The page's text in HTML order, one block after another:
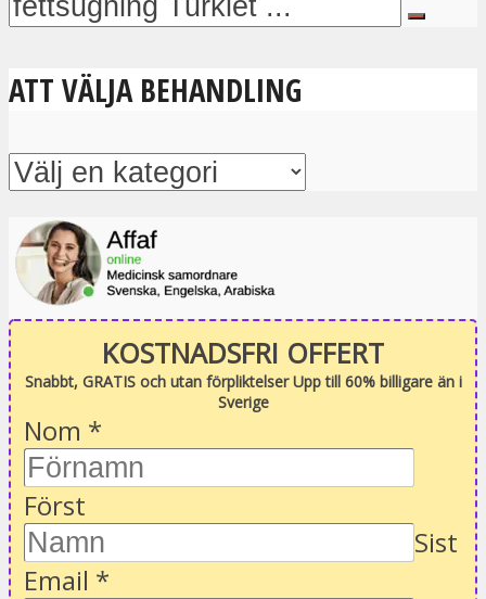
ATT VÄLJA BEHANDLING
KOSTNADSFRI OFFERT
Snabbt, GRATIS och utan förpliktelser Upp till 60% billigare än i
Sverige
Nom *
Först
Sist
Email *